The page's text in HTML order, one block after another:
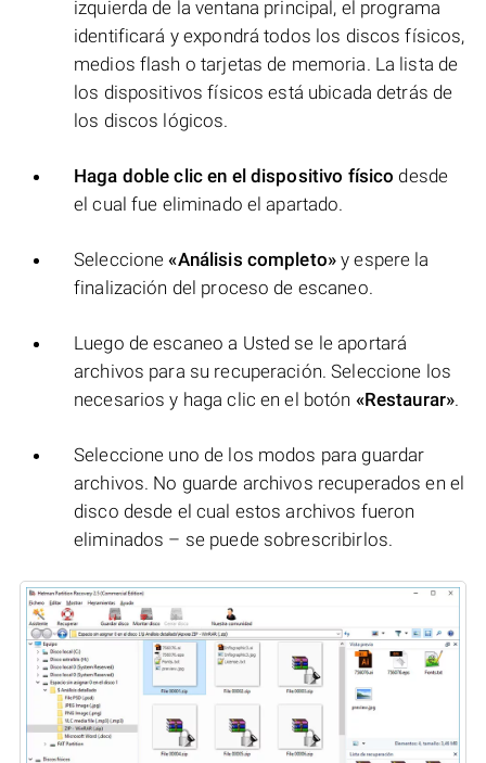
izquierda de la ventana principal, el programa
identificará y expondrá todos los discos físicos,
medios flash o tarjetas de memoria. La lista de
los dispositivos físicos está ubicada detrás de
los discos lógicos.
Haga doble clic en el dispositivo físico desde
el cual fue eliminado el apartado.
Seleccione«Análisis completo» y espere la
finalización del proceso de escaneo.
Luego de escaneo a Usted se le aportará
archivos para su recuperación. Seleccione los
necesarios y haga clic en el botón «Restaurar».
Seleccione uno de los modos para guardar
archivos. No guarde archivos recuperados en el
disco desde el cual estos archivos fueron
eliminados – se puede sobrescribirlos.